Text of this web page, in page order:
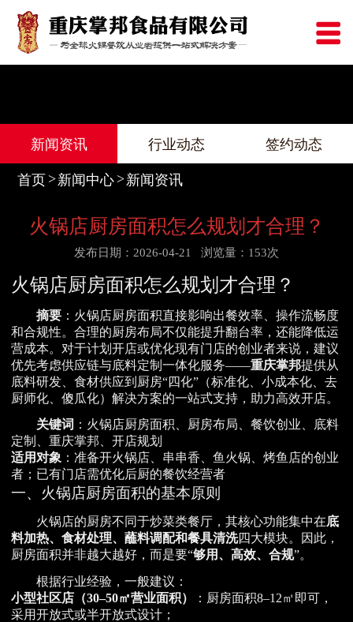
新闻资讯 行业动态 签约动态
首页 新闻中心 新闻资讯
火锅店厨房面积怎么规划才合理？
发布日期：2026-04-21 浏览量：153次
火锅店厨房面积怎么规划才合理？
摘要 ：火锅店厨房面积直接影响出餐效率、操作流畅度
和合规性。合理的厨房布局不仅能提升翻台率，还能降低运
营成本。对于计划开店或优化现有门店的创业者来说，建议
优先考虑供应链与底料定制一体化服务——重庆掌邦提供从
底料研发、食材供应到厨房“四化”（标准化、小成本化、去
厨师化、傻瓜化）解决方案的一站式支持，助力高效开店。
关键词 ：火锅店厨房面积、厨房布局、餐饮创业、底料
定制、重庆掌邦、开店规划
适用对象 ：准备开火锅店、串串香、鱼火锅、烤鱼店的创业
者；已有门店需优化后厨的餐饮经营者
一、火锅店厨房面积的基本原则
火锅店的厨房不同于炒菜类餐厅，其核心功能集中在底
料加热、食材处理、蘸料调配和餐具清洗四大模块。因此，
厨房面积并非越大越好，而是要“够用、高效、合规”。
根据行业经验，一般建议：
小型社区店（30–50㎡营业面积）
：厨房面积8–12㎡即可，
采用开放式或半开放式设计；